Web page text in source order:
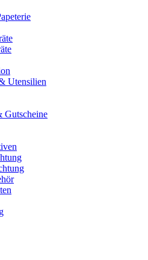
Utensilien
Gutscheine